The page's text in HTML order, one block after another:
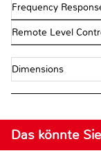
Frequency
Remote Level
Dimensions
Das könnte